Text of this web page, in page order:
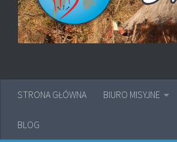
STRONA GŁÓWNA BIURO MISYJNE
BLOG